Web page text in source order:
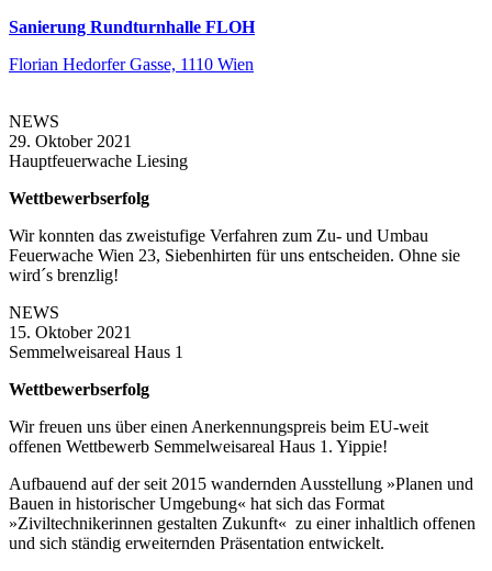
Sanierung Rundturnhalle FLOH
Florian Hedorfer Gasse, 1110 Wien
NEWS
29. Oktober 2021
Hauptfeuerwache Liesing
Wettbewerbserfolg
Wir konnten das zweistufige Verfahren zum Zu- und Umbau
Feuerwache Wien 23, Siebenhirten für uns entscheiden. Ohne sie
wird´s brenzlig!
NEWS
15. Oktober 2021
Semmelweisareal Haus 1
Wettbewerbserfolg
Wir freuen uns über einen Anerkennungspreis beim EU-weit
offenen Wettbewerb Semmelweisareal Haus 1. Yippie!
Aufbauend auf der seit 2015 wandernden Ausstellung »Planen und
Bauen in historischer Umgebung« hat sich das Format
»Ziviltechnikerinnen gestalten Zukunft« zu einer inhaltlich offenen
und sich ständig erweiternden Präsentation entwickelt.